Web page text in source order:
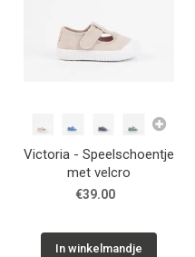
Contact
Victoria - Speelschoentje
met velcro
€39.00
In winkelmandje